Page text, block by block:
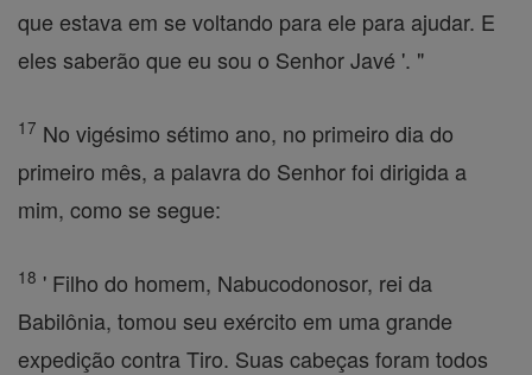
que estava em se voltando para ele para ajudar. E
eles saberão que eu sou o Senhor Javé '. "
17 No vigésimo sétimo ano, no primeiro dia do
primeiro mês, a palavra do Senhor foi dirigida a
mim, como se segue:
18 ' Filho do homem, Nabucodonosor, rei da
Babilônia, tomou seu exército em uma grande
expedição contra Tiro. Suas cabeças foram todos